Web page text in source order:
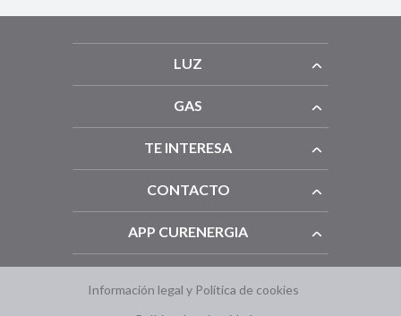
LUZ
GAS
TE INTERESA
CONTACTO
APP CURENERGIA
Información legal y Política de cookies